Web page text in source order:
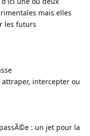
mais elles
les futurs
intercepter ou
: un jet pour la